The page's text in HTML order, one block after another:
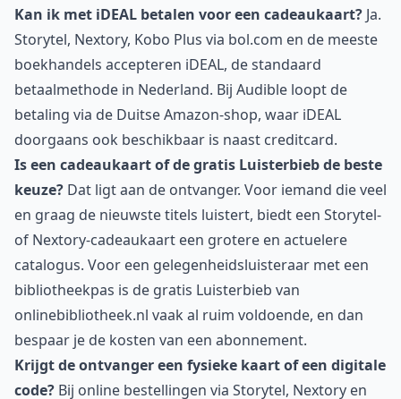
Kan ik met iDEAL betalen voor een cadeaukaart? Ja.
Storytel, Nextory, Kobo Plus via bol.com en de meeste
boekhandels accepteren iDEAL, de standaard
betaalmethode in Nederland. Bij Audible loopt de
betaling via de Duitse Amazon-shop, waar iDEAL
doorgaans ook beschikbaar is naast creditcard.
Is een cadeaukaart of de gratis Luisterbieb de beste
keuze? Dat ligt aan de ontvanger. Voor iemand die veel
en graag de nieuwste titels luistert, biedt een Storytel-
of Nextory-cadeaukaart een grotere en actuelere
catalogus. Voor een gelegenheidsluisteraar met een
bibliotheekpas is de gratis Luisterbieb van
onlinebibliotheek.nl vaak al ruim voldoende, en dan
bespaar je de kosten van een abonnement.
Krijgt de ontvanger een fysieke kaart of een digitale
code? Bij online bestellingen via Storytel, Nextory en